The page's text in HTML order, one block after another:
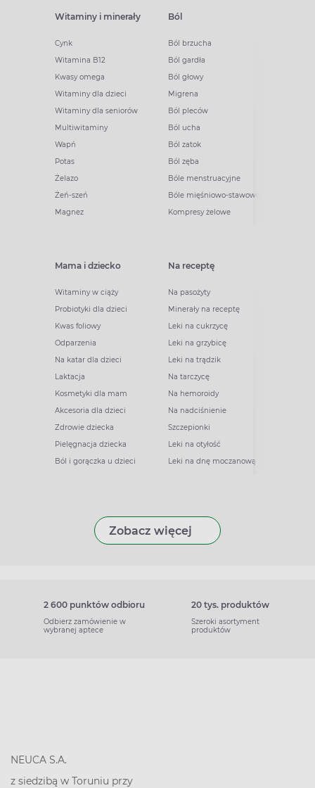
Witaminy i minerały
Cynk
Witamina B12
Kwasy omega
Witaminy dla dzieci
Witaminy dla seniorów
Multiwitaminy
Wapń
Potas
Żelazo
Żeń-szeń
Magnez
Ból
Ból brzucha
Ból gardła
Ból głowy
Migrena
Ból pleców
Ból ucha
Ból zatok
Ból zęba
Bóle menstruacyjne
Bóle mięśniowo-stawowe
Kompresy żelowe
Mama i dziecko
Witaminy w ciąży
Probiotyki dla dzieci
Kwas foliowy
Odparzenia
Na katar dla dzieci
Laktacja
Kosmetyki dla mam
Akcesoria dla dzieci
Zdrowie dziecka
Pielęgnacja dziecka
Ból i gorączka u dzieci
Na receptę
Na pasożyty
Minerały na receptę
Leki na cukrzycę
Leki na grzybicę
Leki na trądzik
Na tarczycę
Na hemoroidy
Na nadciśnienie
Szczepionki
Leki na otyłość
Leki na dnę moczanową
Zobacz więcej
2 600 punktów odbioru
Odbierz zamówienie w
wybranej aptece
20 tys. produktów
Szeroki asortyment
produktów
NEUCA S.A.
z siedzibą w Toruniu przy